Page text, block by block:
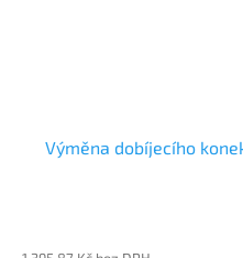
Výměna dobíjecího